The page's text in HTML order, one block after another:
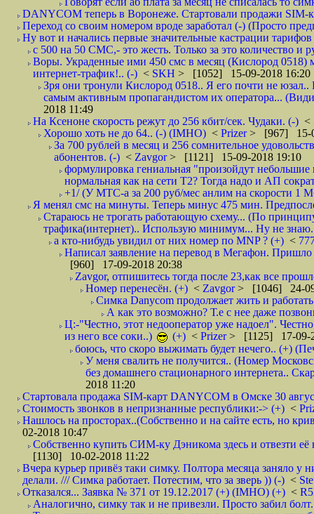
DANYCOM теперь в Воронеже. Стартовали продажи SIM-
Переход со своим номером вроде заработал (-) (Просто
Ну вот и начались первые значительные кастрации
с 500 на 50 СМС,- это жесть. Только за это количество и
Воры. Украденные ими 450 смс в месяц (Кислород 0518)
интернет-трафик!.. (-) < SKH > [1052] 15-09-2018 16:20
Зря они тронули Кислород 0518.. Я его почти не
самым активным пропагандистом их оператора...
2018 11:49
На Ксеноне скорость режут до 256 кбит/сек. Чудаки. (-) <
Хорошо хоть не до 64.. (-) (IMHO) < Prizer> [967] 15-
За 700 рублей в месяц и 256 сомнительное
абонентов. (-) < Zavgor> [1121] 15-09-2018 19:10
формулировка гениальная "произойдут небольшие
нормальная как на сети Т2? Тогда надо и АП
+1/ (У МТС-а за 200 руб/мес анлим на скорости 1
Я менял смс на минуты. Теперь минус 475 мин.
Стараюсь не трогать работающую схему... (По
трафика(интернет).. Использую минимум... Ну не
а кто-нибудь увидил от них номер по MNP ? (+) <
Написал заявление на перевод в Мегафон.
[960] 17-09-2018 20:38
Zavgor, отпишитесь тогда после 23,как все
Номер перенесён. (+) < Zavgor> [1046] 24-
Симка Danycom продолжает жить и
А как это возможно? Т.е с нее даже
Ц:-"Честно, этот недооператор уже надоел".
из него все соки..)
(+) < Prizer> [1125] 17-09-
боюсь, что скоро выжимать будет нечего.. (+)
У меня свалить не получится.. (Номер
без домашнего стационарного интернета..
2018 11:20
Стартовала продажа SIM-карт DANYCOM в Омске 30
Стоимость звонков в непризнанные республики:-> (+) <
Нашлось на просторах..(Собственно и на сайте есть, но
02-2018 10:47
Собственно купить СИМ-ку Дэникома здесь и отвезти
[1130] 10-02-2018 11:22
Вчера курьер привёз таки симку. Полтора месяца заняло
делали. /// Симка работает. Потестим, что за зверь )) (-) <
Отказался... Заявка № 371 от 19.12.2017 (+) (IMHO) (+) <
Аналогично, симку так и не привезли. Просто забил